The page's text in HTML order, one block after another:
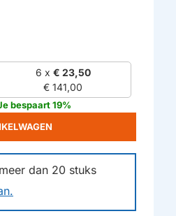
6 x € 23,50
€ 141,00
bespaart 19%
dan 20 stuks